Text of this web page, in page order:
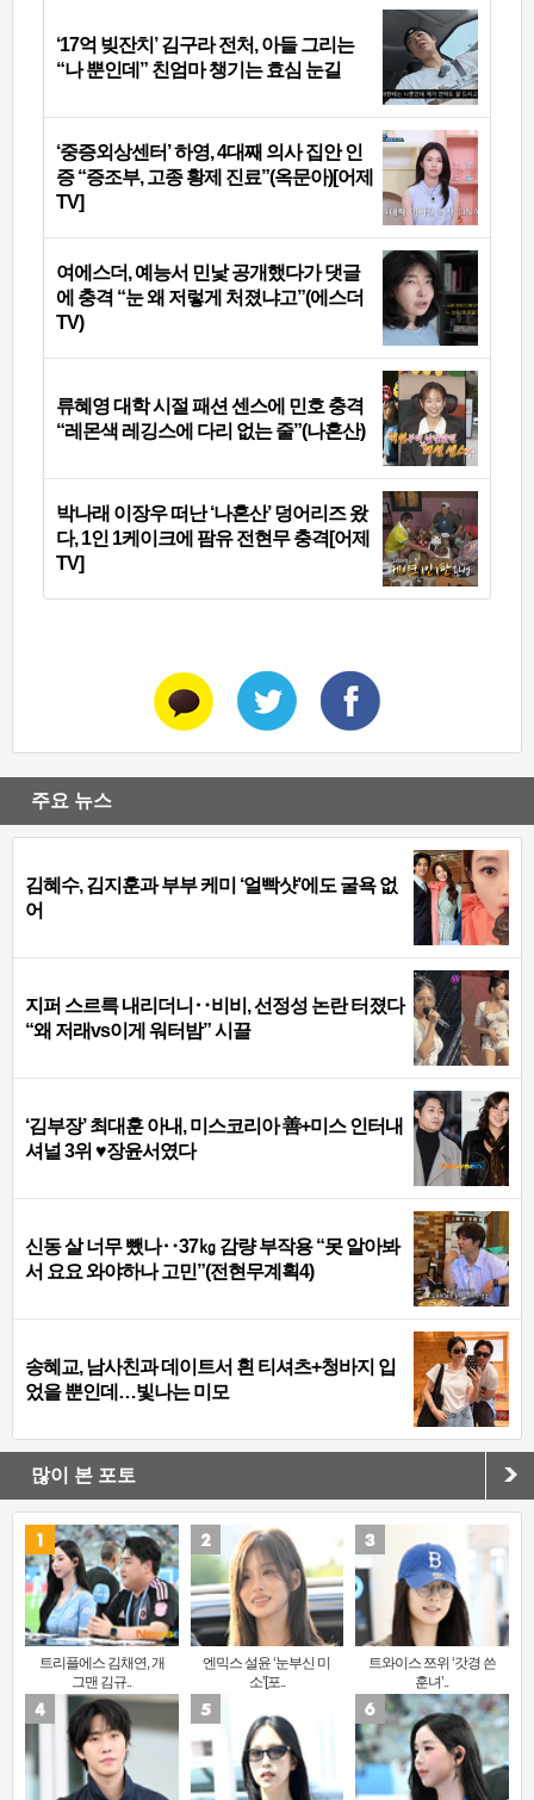
‘17억 빚잔치’ 김구라 전처, 아들 그리는
“나 뿐인데” 친엄마 챙기는 효심 눈길
‘중증외상센터’ 하영, 4대째 의사 집안 인
증 “증조부, 고종 황제 진료”(옥문아)[어제
TV]
여에스더, 예능서 민낯 공개했다가 댓글
에 충격 “눈 왜 저렇게 처졌냐고”(에스더
TV)
류혜영 대학 시절 패션 센스에 민호 충격
“레몬색 레깅스에 다리 없는 줄”(나혼산)
박나래 이장우 떠난 ‘나혼산’ 덩어리즈 왔
다, 1인 1케이크에 팜유 전현무 충격[어제
TV]
주요 뉴스
김혜수, 김지훈과 부부 케미 ‘얼빡샷’에도 굴욕 없
어
지퍼 스르륵 내리더니‥비비, 선정성 논란 터졌다
“왜 저래vs이게 워터밤” 시끌
‘김부장’ 최대훈 아내, 미스코리아 善+미스 인터내
셔널 3위 ♥장윤서였다
신동 살 너무 뺐나‥37㎏ 감량 부작용 “못 알아봐
서 요요 와야하나 고민”(전현무계획4)
송혜교, 남사친과 데이트서 흰 티셔츠+청바지 입
었을 뿐인데…빛나는 미모
많이 본 포토
트리플에스 김채연, 개
그맨 김규..
엔믹스 설윤 ‘눈부신 미
소’[포..
트와이스 쯔위 ‘갓경 쓴
훈녀’..